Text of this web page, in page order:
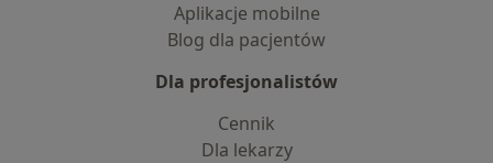
Aplikacje mobilne
Blog dla pacjentów
Dla profesjonalistów
Cennik
Dla lekarzy